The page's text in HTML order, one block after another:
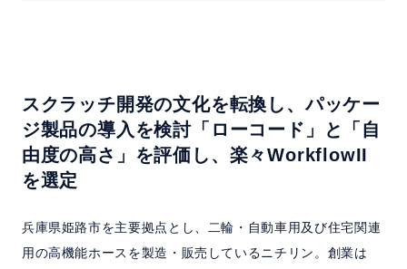
スクラッチ開発の文化を転換し、パッケー
ジ製品の導入を検討 「ローコード」と「自
由度の高さ」を評価し、楽々WorkflowII
を選定
兵庫県姫路市を主要拠点とし、二輪・自動車用及び住宅関連
用の高機能ホースを製造・販売しているニチリン。創業は